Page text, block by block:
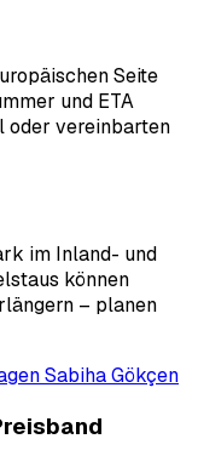
Seite
und ETA
oder vereinbarten
im Inland- und
können
– planen
Sabiha Gökçen